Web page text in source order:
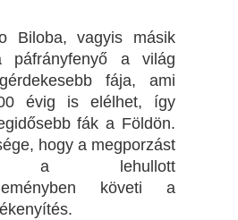
Biloba, vagyis másik
páfrányfenyő a világ
fája, ami
évig is elélhet, így
fák a Földön.
hogy a megporzást
a lehullott
követi a